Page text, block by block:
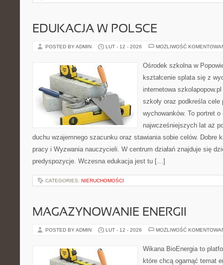
EDUKACJA W POLSCE
POSTED BY ADMIN LUT - 12 - 2026 MOŻLIWOŚĆ
Ośrodek szkolna w
kształcenie splata się z
internetowa
szkoły oraz podkreśla cele
wychowanków. To portret
najwcześniejszych lat aż
duchu wzajemnego szacunku oraz stawiania sobie celów. Dobre
pracy i Wyzwania nauczycieli. W centrum działań znajduje się
predyspozycje. Wczesna edukacja jest tu […]
CATEGORIES: NIERUCHOMOŚCI
MAGAZYNOWANIE ENERGII
POSTED BY ADMIN LUT - 12 - 2026 MOŻLIWOŚĆ
Wikana BioEnergia to
które chcą ogarnąć temat